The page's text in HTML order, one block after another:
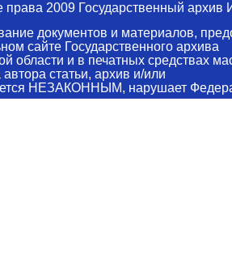
права 2009 Государственный архив
документов и материалов,
сайте Государственного архива
области и в печатных средствах
статьи, архив и/или
НЕЗАКОННЫМ, нарушает
правах, за нарушение